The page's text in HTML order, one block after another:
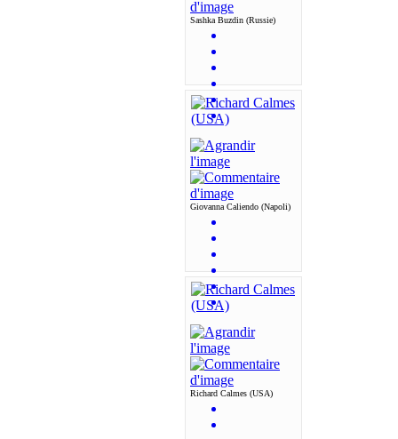
Sashka Buzdin (Russie)
Giovanna Caliendo (Napoli)
Richard Calmes (USA)